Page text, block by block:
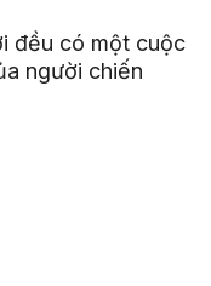
đều có một cuộc
người chiến